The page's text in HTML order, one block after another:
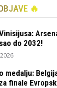
🔥
do 2032!
2026
medalju:
finale